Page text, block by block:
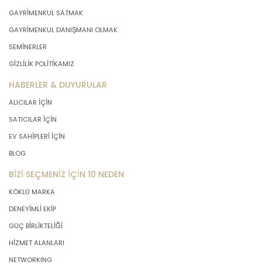
önce veri sahiplerinin bilgisine
sunmakla yükümlüdür. Kişisel veriler
belirtilen meşru ve hukuka uygun
amaçlar dışında işlenmeyecektir..
4. İşlendikleri Amaçla Bağlantılı, Sınırlı
ve Ölçülü Olma
MASTERTURK FRANCHİSİNG
GAYRİMENKUL SATIŞ VE PAZARLAMA
amaçların gerçekleştirilmesine
elverişli bir biçimde işleyecek ve
amacın gerçekleştirilmesi ile ilgili
olmayan veya ihtiyaç duyulmayan
kişisel verilerin işlenmesinden
kaçınacaktır.
5. İlgili Mevzuatta Öngörülen veya
GAYRİMENKUL SATMAK
GAYRİMENKUL DANIŞMANI OLMAK
SEMİNERLER
GİZLİLİK POLİTİKAMIZ
HABERLER & DUYURULAR
ALICILAR İÇİN
SATICILAR İÇİN
EV SAHİPLERİ İÇİN
BLOG
BİZİ SEÇMENİZ İÇİN 10 NEDEN
KÖKLÜ MARKA
DENEYİMLİ EKİP
GÜÇ BİRLİKTELİĞİ
HİZMET ALANLARI
NETWORKING